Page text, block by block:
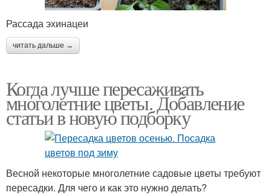
Рассада эхинацеи
читать дальше →
Когда лучше пересаживать
многолетние цветы. Добавление
статьи в новую подборку
Весной некоторые многолетние садовые цветы требуют
пересадки. Для чего и как это нужно делать?